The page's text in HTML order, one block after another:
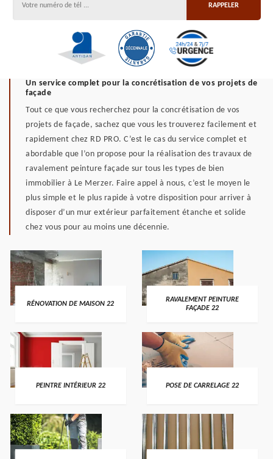
Un service complet pour la concrétisation de vos projets de
façade
Tout ce que vous recherchez pour la concrétisation de vos
projets de façade, sachez que vous les trouverez facilement et
rapidement chez RD PRO. C’est le cas du service complet et
abordable que l’on propose pour la réalisation des travaux de
ravalement peinture façade sur tous les types de bien
immobilier à Le Merzer. Faire appel à nous, c’est le moyen le
plus simple et le plus rapide à votre disposition pour arriver à
disposer d’un mur extérieur parfaitement étanche et solide
chez vous pour au moins une décennie.
RÉNOVATION DE MAISON 22
RAVALEMENT PEINTURE
FAÇADE 22
PEINTRE INTÉRIEUR 22 POSE DE CARRELAGE 22